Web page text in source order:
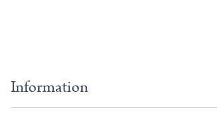
Information